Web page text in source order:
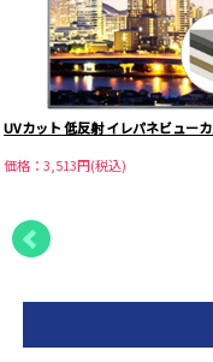
UVカット 低反射 イレパネビュー
価格：3,513円(税込)